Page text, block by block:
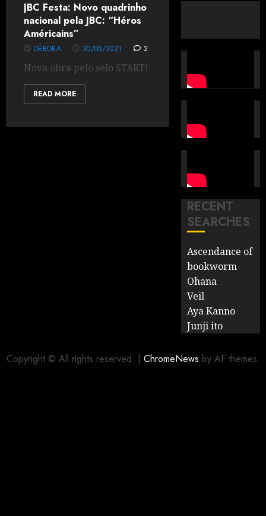
JBC Festa: Novo quadrinho
nacional pela JBC: “Héros
Américains”
DÉBORA 30/05/2021 2
Nova obra pelo selo START!
READ MORE
RECENT
SEARCHES
Ascendance of
bookworm
Ohana
Veil
Aya Kanno
Junji ito
Copyright © All rights reserved. | ChromeNews by AF themes.